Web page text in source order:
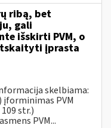
ribą, bet
gali
išskirti PVM, o
įprasta
skelbiama:
PVM
str.)
PVM...